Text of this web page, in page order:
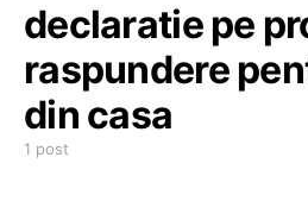
declaratie pe
raspundere
din casa
1 post